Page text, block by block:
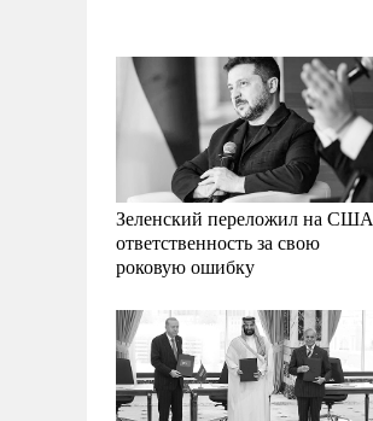
Зеленский переложил на США
ответственность за свою
роковую ошибку